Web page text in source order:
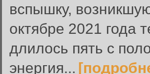
вспышку,
октябре 2021 года
длилось пять с
энергия...